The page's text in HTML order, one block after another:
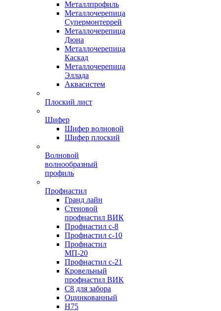
Металлпрофиль
Металлочерепица
Супермонтеррей
Металлочерепица
Дюна
Металлочерепица
Каскад
Металлочерепица
Эллада
Аквасистем
Плоский лист
Шифер
Шифер волновой
Шифер плоский
Волновой
волнообразный
профиль
Профнастил
Гранд лайн
Стеновой
профнастил ВИК
Профнастил с-8
Профнастил с-10
Профнастил
МП-20
Профнастил с-21
Кровельный
профнастил ВИК
С8 для забора
Оцинкованный
Н75